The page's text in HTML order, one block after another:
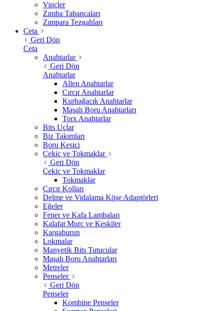
Vinçler
Zımba Tabancaları
Zımpara Tezgahları
Ceta
Geri Dön
Ceta
Anahtarlar
Geri Dön
Anahtarlar
Allen Anahtarlar
Cırcır Anahtarlar
Kurbağacık Anahtarlar
Maşalı Boru Anahtarları
Torx Anahtarlar
Bits Uçlar
Biz Takımları
Boru Kesici
Çekiç ve Tokmaklar
Geri Dön
Çekiç ve Tokmaklar
Tokmaklar
Cırcır Kolları
Delme ve Vidalama Köşe Adaptörleri
Eğeler
Fener ve Kafa Lambaları
Kalafat Murç ve Keskiler
Kargaburun
Lokmalar
Manyetik Bits Tutucular
Maşalı Boru Anahtarları
Metreler
Penseler
Geri Dön
Penseler
Kombine Penseler